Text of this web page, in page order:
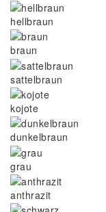
hellbraun
braun
sattelbraun
kojote
dunkelbraun
grau
anthrazit